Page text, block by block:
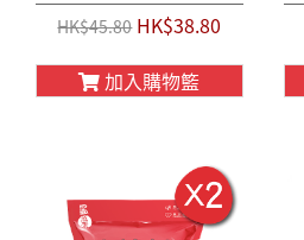
HK$45.80HK$38.80
加入購物籃